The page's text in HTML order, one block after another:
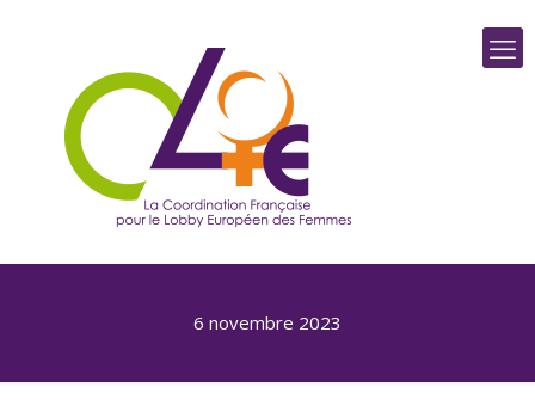
6 novembre 2023